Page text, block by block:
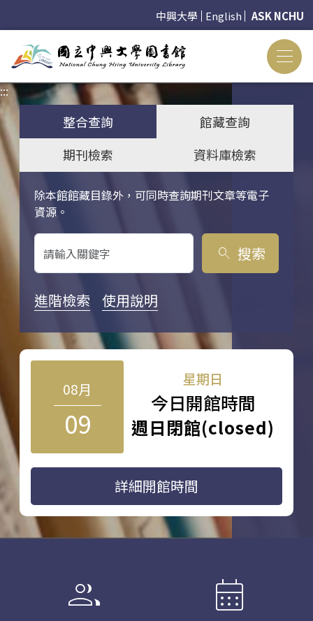
中興大學 English ASK NCHU
:::
整合查詢
館藏查詢
期刊檢索
資料庫檢索
除本館館藏目錄外，可同時查詢期刊文章等電子
資源。
關鍵字搜尋
search 搜索
進階檢索 使用說明
08月
09
星期日
今日開館時間
週日閉館(closed)
詳細開館時間
group calendar_month